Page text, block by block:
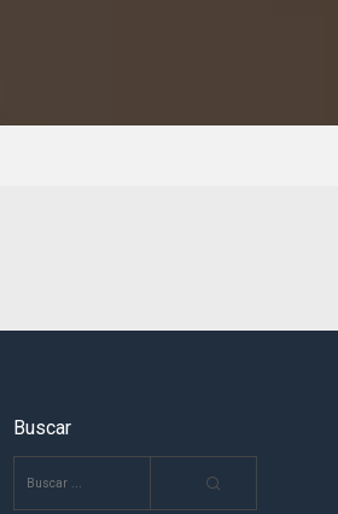
Buscar
BUSCAR